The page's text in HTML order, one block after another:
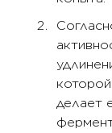
делает